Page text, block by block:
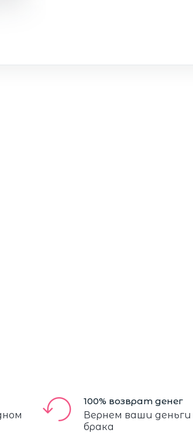
100% возврат денег
Вернем ваши деньги
брака